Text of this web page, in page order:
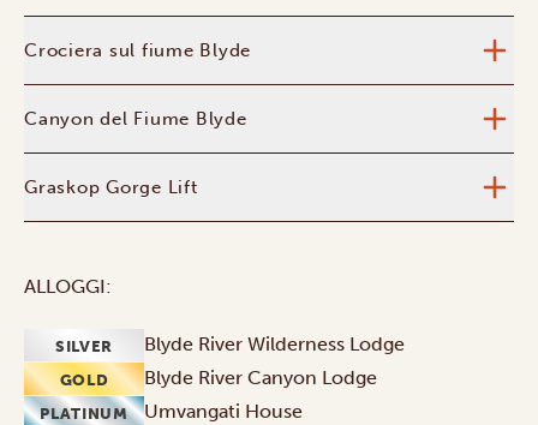
Crociera sul fiume Blyde
Canyon del Fiume Blyde
Graskop Gorge Lift
ALLOGGI:
SILVER Blyde River Wilderness Lodge
GOLD Blyde River Canyon Lodge
PLATINUM Umvangati House